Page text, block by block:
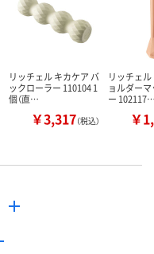
リッチェル キカケア バ
ックローラー 110104 1
個（直…
￥3,317（税込）
リッチェ
ョルダー
ー
￥